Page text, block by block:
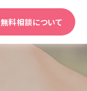
無料相談について